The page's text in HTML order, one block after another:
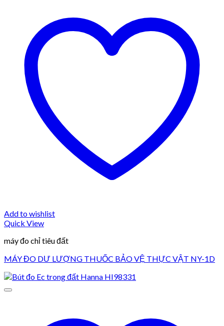
Add to wishlist
Quick View
máy đo chỉ tiêu đất
MÁY ĐO DƯ LƯỢNG THUỐC BẢO VỆ THỰC VẬT NY-1D